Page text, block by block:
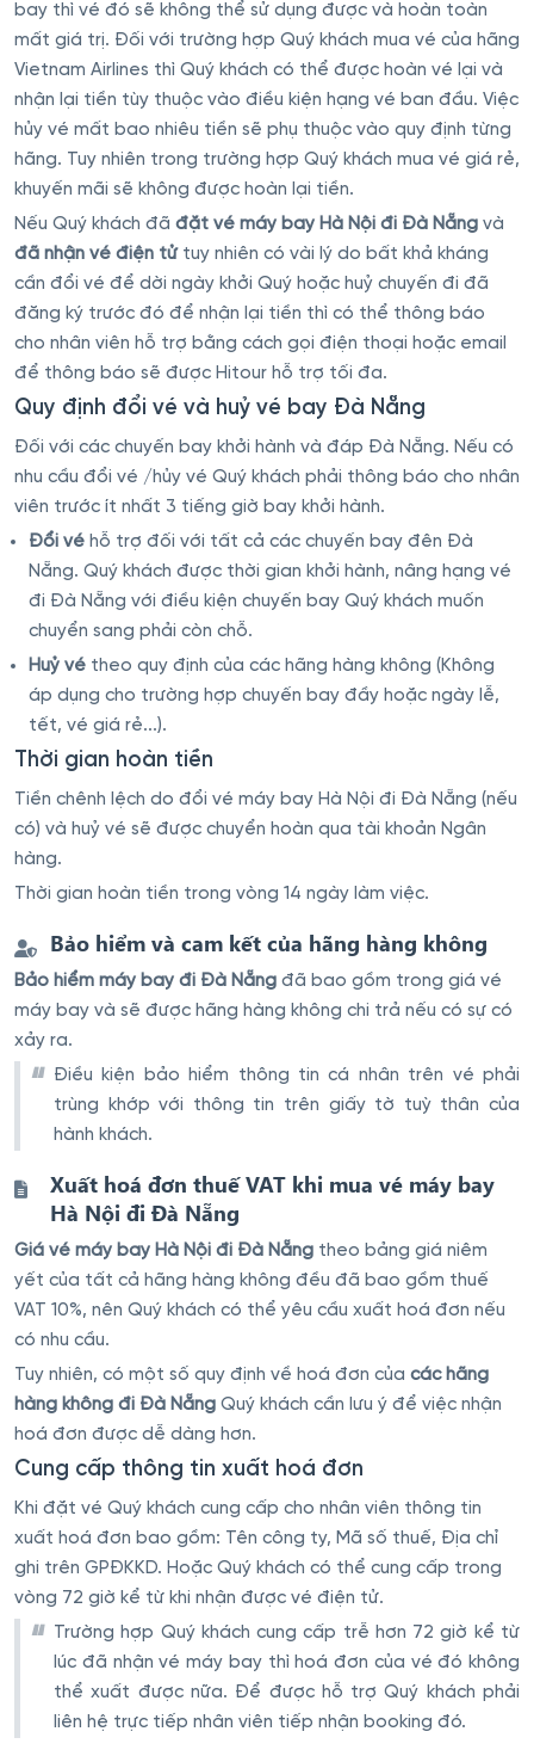
bay thì vé đó sẽ không thể sử dụng được và hoàn toàn
mất giá trị. Đối với trường hợp Quý khách mua vé của hãng
Vietnam Airlines thì Quý khách có thể được hoàn vé lại và
nhận lại tiền tùy thuộc vào điều kiện hạng vé ban đầu. Việc
hủy vé mất bao nhiêu tiền sẽ phụ thuộc vào quy định từng
hãng. Tuy nhiên trong trường hợp Quý khách mua vé giá rẻ,
khuyến mãi sẽ không được hoàn lại tiền.
Nếu Quý khách đã đặt vé máy bay Hà Nội đi Đà Nẵng và
đã nhận vé điện tửtuy nhiên có vài lý do bất khả kháng
cần đổi vé để dời ngày khởi Quý hoặc huỷ chuyến đi đã
đăng ký trước đó để nhận lại tiền thì có thể thông báo
cho nhân viên hỗ trợ bằng cách gọi điện thoại hoặc email
để thông báo sẽ được Hitour hỗ trợ tối đa.
Quy định đổi vé và huỷ vé bay Đà Nẵng
Đối với các chuyến bay khởi hành và đáp Đà Nẵng. Nếu có
nhu cầu đổi vé /hủy vé Quý khách phải thông báo cho nhân
viên trước ít nhất 3 tiếng giờ bay khởi hành.
Đổi vé hỗ trợ đối với tất cả các chuyến bay đên Đà
Nẵng. Quý khách được thời gian khởi hành, nâng hạng vé
đi Đà Nẵng với điều kiện chuyến bay Quý khách muốn
chuyển sang phải còn chỗ.
Huỷ vé theo quy định của các hãng hàng không (Không
áp dụng cho trường hợp chuyến bay đầy hoặc ngày lễ,
tết, vé giá rẻ...).
Thời gian hoàn tiền
Tiền chênh lệch do đổi vé máy bay Hà Nội đi Đà Nẵng (nếu
có) và huỷ vé sẽ được chuyển hoàn qua tài khoản Ngân
hàng.
Thời gian hoàn tiền trong vòng 14 ngày làm việc.
Bảo hiểm và cam kết của hãng hàng không
Bảo hiểm máy bay đi Đà Nẵng đã bao gồm trong giá vé
máy bay và sẽ được hãng hàng không chi trả nếu có sự có
xảy ra.
Điều kiện bảo hiểm thông tin cá nhân trên vé phải
trùng khớp với thông tin trên giấy tờ tuỳ thân của
hành khách.
Xuất hoá đơn thuế VAT khi mua vé máy bay
Hà Nội đi Đà Nẵng
Giá vé máy bay Hà Nội đi Đà Nẵng theo bảng giá niêm
yết của tất cả hãng hàng không đều đã bao gồm thuế
VAT 10%, nên Quý khách có thể yêu cầu xuất hoá đơn nếu
có nhu cầu.
Tuy nhiên, có một số quy định về hoá đơn của các hãng
hàng không đi Đà Nẵng Quý khách cần lưu ý để việc nhận
hoá đơn được dễ dàng hơn.
Cung cấp thông tin xuất hoá đơn
Khi đặt vé Quý khách cung cấp cho nhân viên thông tin
xuất hoá đơn bao gồm: Tên công ty, Mã số thuế, Địa chỉ
ghi trên GPĐKKD. Hoặc Quý khách có thể cung cấp trong
vòng 72 giờ kể từ khi nhận được vé điện tử.
Trường hợp Quý khách cung cấp trễ hơn 72 giờ kể từ
lúc đã nhận vé máy bay thì hoá đơn của vé đó không
thể xuất được nữa. Để được hỗ trợ Quý khách phải
liên hệ trực tiếp nhân viên tiếp nhận booking đó.